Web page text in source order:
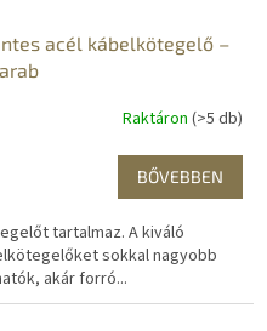
acél kábelkötegelő –
Raktáron (>5 db)
BŐVEBBEN
tartalmaz. A kiváló
sokkal nagyobb
akár forró...